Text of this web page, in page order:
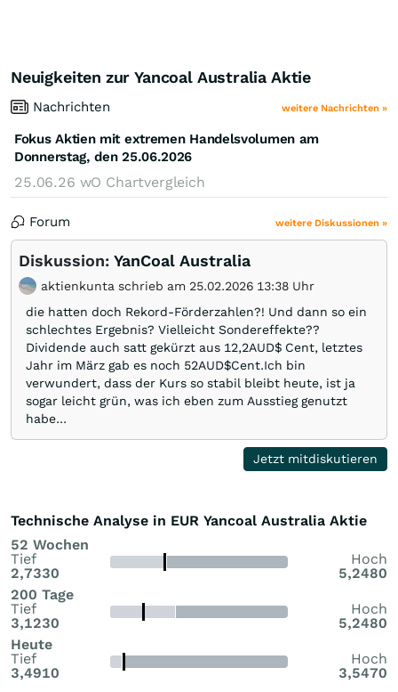
Neuigkeiten zur Yancoal Australia Aktie
Nachrichten weitere Nachrichten »
Fokus Aktien mit extremen Handelsvolumen am
Donnerstag, den 25.06.2026
25.06.26 wO Chartvergleich
Forum weitere Diskussionen »
Diskussion: YanCoal Australia
aktienkunta schrieb am 25.02.2026 13:38 Uhr
die hatten doch Rekord-Förderzahlen?! Und dann so ein
schlechtes Ergebnis? Vielleicht Sondereffekte??
Dividende auch satt gekürzt aus 12,2AUD$ Cent, letztes
Jahr im März gab es noch 52AUD$Cent.Ich bin
verwundert, dass der Kurs so stabil bleibt heute, ist ja
sogar leicht grün, was ich eben zum Ausstieg genutzt
habe...
Jetzt mitdiskutieren
Technische Analyse in EUR Yancoal Australia Aktie
52 Wochen
Tief
2,7330
Hoch
5,2480
200 Tage
Tief
3,1230
Hoch
5,2480
Heute
Tief
3,4910
Hoch
3,5470